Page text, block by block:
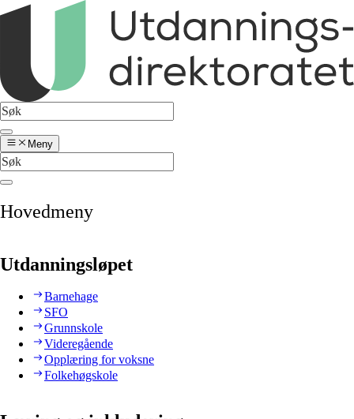
Meny
Hovedmeny
Utdanningsløpet
Barnehage
SFO
Grunnskole
Videregående
Opplæring for voksne
Folkehøgskole